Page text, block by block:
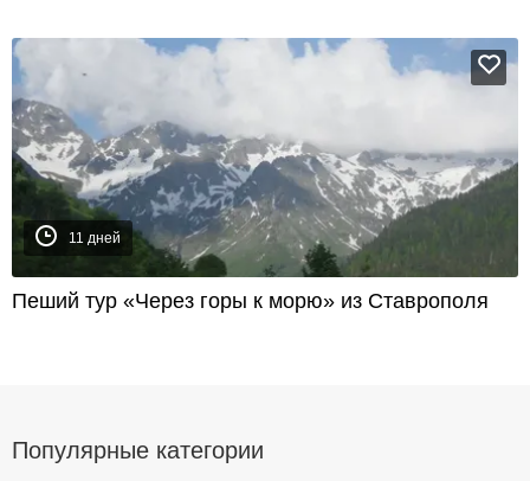
11 дней
Пеший тур «Через горы к морю» из Ставрополя
Популярные категории